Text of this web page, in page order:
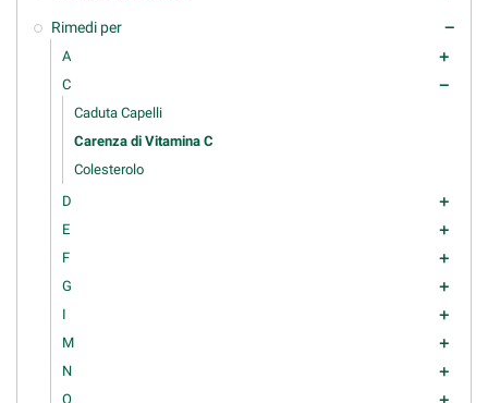
Rimedi per remove
A add
C remove
Caduta Capelli
Carenza di Vitamina C
Colesterolo
D
add
E add
F add
G add
I add
M add
N add
O add